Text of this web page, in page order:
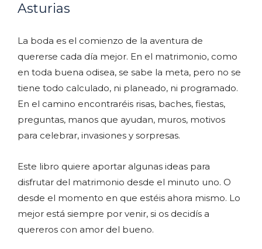
Asturias
La boda es el comienzo de la aventura de
quererse cada día mejor. En el matrimonio, como
en toda buena odisea, se sabe la meta, pero no se
tiene todo calculado, ni planeado, ni programado.
En el camino encontraréis risas, baches, fiestas,
preguntas, manos que ayudan, muros, motivos
para celebrar, invasiones y sorpresas.
Este libro quiere aportar algunas ideas para
disfrutar del matrimonio desde el minuto uno. O
desde el momento en que estéis ahora mismo. Lo
mejor está siempre por venir, si os decidís a
quereros con amor del bueno.